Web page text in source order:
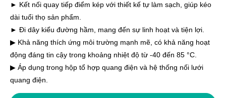
► Kết nối quay tiếp điểm kép với thiết kế tự làm sạch, giúp kéo
dài tuổi thọ sản phẩm.
► Đi dây kiểu đường hầm, mang đến sự linh hoạt và tiện lợi.
▶ Khả năng thích ứng môi trường mạnh mẽ, có khả năng hoạt
động đáng tin cậy trong khoảng nhiệt độ từ -40 đến 85 °C.
▶ Áp dụng trong hộp tổ hợp quang điện và hệ thống nối lưới
quang điện.